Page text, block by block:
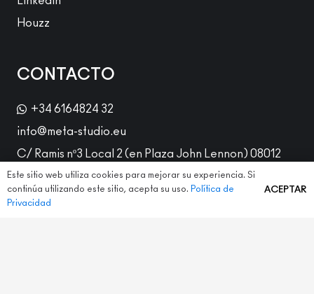
Houzz
CONTACTO
+34 6164824 32
info@meta-studio.eu
C/ Ramis nº3 Local 2 (en Plaza John Lennon) 08012
Barcelona
Este sitio web utiliza cookies para mejorar su experiencia. Si
continúa utilizando este sitio, acepta su uso. Política de
Privacidad
ACEPTAR